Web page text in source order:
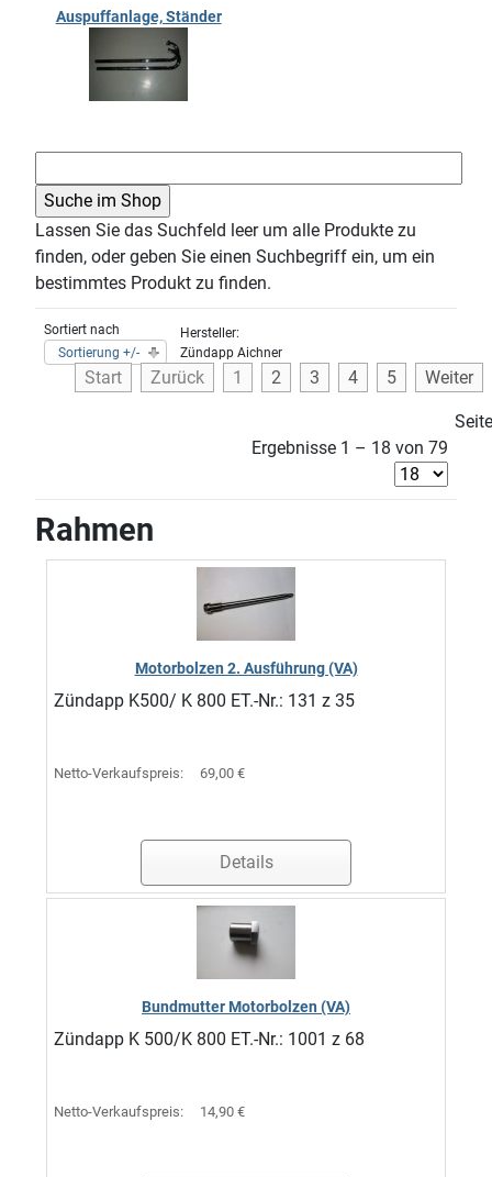
Auspuffanlage, Ständer
Lassen Sie das Suchfeld leer um alle Produkte zu
finden, oder geben Sie einen Suchbegriff ein, um ein
bestimmtes Produkt zu finden.
Sortiert nach
Sortierung +/-
Hersteller:
Zündapp Aichner
Start Zurück 1 2 3 4 5 Weiter
Ergebnisse 1 – 18 von 79
Rahmen
Motorbolzen 2. Ausführung (VA)
Zündapp K500/ K 800 ET.-Nr.: 131 z 35
Netto-Verkaufspreis: 69,00 €
Details
Bundmutter Motorbolzen (VA)
Zündapp K 500/K 800 ET.-Nr.: 1001 z 68
Netto-Verkaufspreis: 14,90 €